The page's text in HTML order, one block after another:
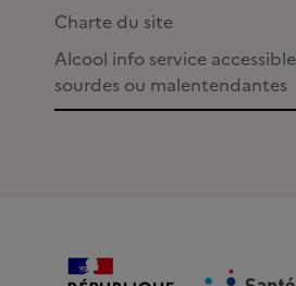
Charte du site
Alcool info service
sourdes ou malentendantes